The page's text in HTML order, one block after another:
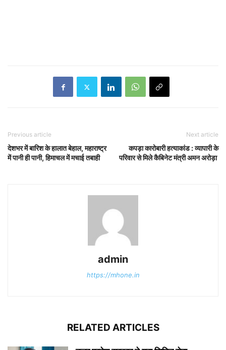
Previous article
देशभर में बारिश के हालात बेहाल, महाराष्ट्र
में पानी ही पानी, हिमाचल में मचाई तबाही
Next article
कपड़ा कारोबारी हत्याकांड : व्यापारी के
परिवार से मिले कैबिनेट मंत्री अमन अरोड़ा
admin
https://mhone.in
RELATED ARTICLES